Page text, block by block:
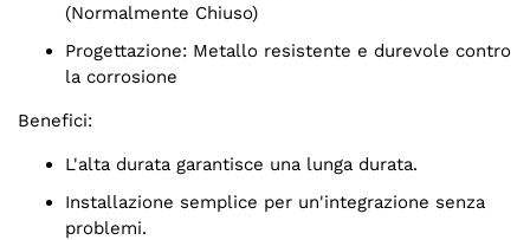
(Normalmente Chiuso)
Progettazione: Metallo resistente e durevole contro
la corrosione
Benefici:
L'alta durata garantisce una lunga durata.
Installazione semplice per un'integrazione senza
problemi.